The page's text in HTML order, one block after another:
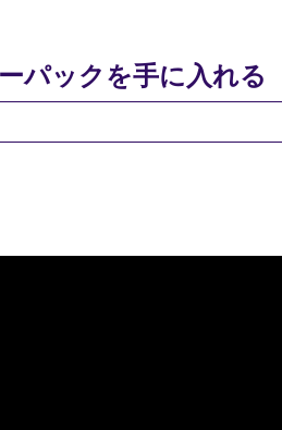
パックを手に入れる